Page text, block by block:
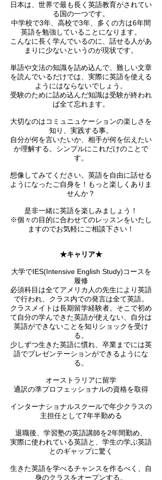
日本は、世界で最も長く英語教育がされてい
る国の一つです。
中学校で3年、高校で3年、多くの方は6年間
英語を勉強していることになります。
こんなに長く学んでいるのに、話せる人があ
まりに少ないというのが現状です。
単語や文法の知識を詰め込んで、難しい文章
を読んでいるだけでは、実際に英語を使える
ようにはならないでしょう。
受験のために詰め込んだ知識は受験が終われ
ば全て忘れます。
大切なのはコミュニュケーションの楽しさを
知り、実践する事。
自分が何を言いたいか、相手が何を伝えたい
か理解する。シンプルにこれだけのことで
す。
想像してみてください。英語を自由に話せる
ようになったご自身を！もっと楽しくありま
せんか？
是非一緒に英語を楽しみましょう！
※個々の目的に合わせてのレッスンをいたし
ますのでお気軽にご相談下さい！
★キャリア★
大学でIES(Intensive English Study)コースを
履修
必須科目は全てアメリカ人の先生により英語
で行われ、クラス内での発言は全て英語。
クラスメイトは長期留学経験者。そこで初め
て自分の学んできた英語が使えない、自分は
英語ができないことを知りショックを受け
る。
少しずつ生きた英語に慣れ、卒業までには英
語でプレゼンテーションができるようにな
る。
オーストラリアに留学
通訳の準プロフェッショナルの資格を取得
インターナショナルスクールで年少クラスの
主担任として7年半勤める
退職後、学習塾の英語講師を2年間勤め、
実際に使われている英語と、学生の学ぶ英語
とのギャップに驚く
生きた英語を学べるチャンスを作るべく、自
身のクラスをオープンする。